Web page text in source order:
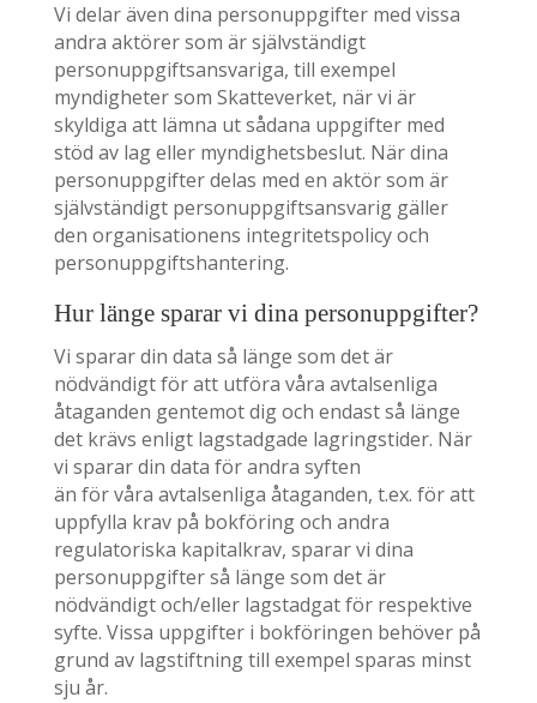
Vi delar även dina personuppgifter med vissa
andra aktörer som är självständigt
personuppgiftsansvariga, till exempel
myndigheter som Skatteverket, när vi är
skyldiga att lämna ut sådana uppgifter med
stöd av lag eller myndighetsbeslut. När dina
personuppgifter delas med en aktör som är
självständigt personuppgiftsansvarig gäller
den organisationens integritetspolicy och
personuppgiftshantering.
Hur länge sparar vi dina personuppgifter?
Vi sparar din data så länge som det är
nödvändigt för att utföra våra avtalsenliga
åtaganden gentemot dig och endast så länge
det krävs enligt lagstadgade lagringstider. När
vi sparar din data för andra syften
än för våra avtalsenliga åtaganden, t.ex. för att
uppfylla krav på bokföring och andra
regulatoriska kapitalkrav, sparar vi dina
personuppgifter så länge som det är
nödvändigt och/eller lagstadgat för respektive
syfte. Vissa uppgifter i bokföringen behöver på
grund av lagstiftning till exempel sparas minst
sju år.